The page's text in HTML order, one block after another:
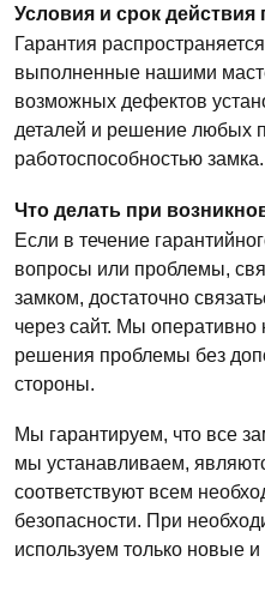
Условия и срок действия
Гарантия
выполненные нашими
возможных дефектов
деталей и решение любых
работоспособностью замка.
Что делать при
Если в течение
вопросы или проблемы,
замком, достаточно
через сайт. Мы
решения проблемы без
стороны.
Мы гарантируем, что все
мы устанавливаем,
соответствуют всем
безопасности. При
используем только новые